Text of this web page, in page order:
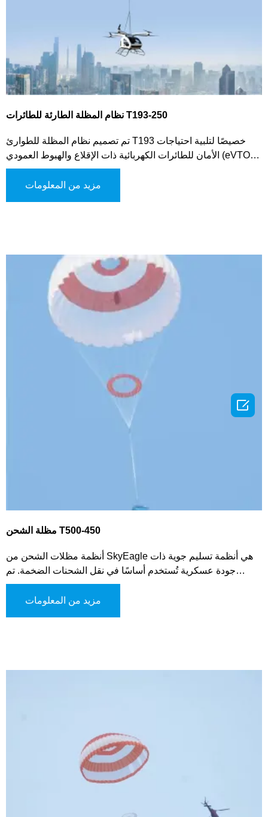
نظام المظلة الطارئة للطائرات T193-250
تم تصميم نظام المظلة للطوارئ T193 خصيصًا لتلبية احتياجات
الأمان للطائرات الكهربائية ذات الإقلاع والهبوط العمودي (eVTOL)،
والطائرات متعددة المحركات ذات الارتفاع المنخفض، والمركبات
الجوية المشابهة. يستخدم هذا النظام المتطور آلية طرد الغاز لنشر
مزيد من المعلومات
مظلة الشحن T500-450
أنظمة مظلات الشحن من SkyEagle هي أنظمة تسليم جوية ذات
جودة عسكرية تُستخدم أساسًا في نقل الشحنات الضخمة. تم
تصميمها لاستقرار وتبطيء الحمل أثناء الهبوط، مما يضمن تسليمًا
آمنًا وفعالًا من الطائرة. ومع ذلك، فإن نظام مظلات الشحن لدينا
مزيد من المعلومات
